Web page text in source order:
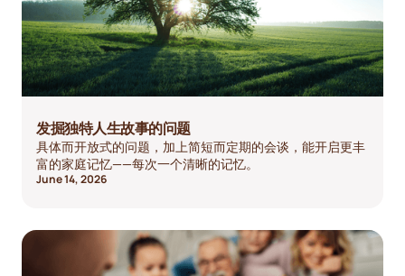
发掘独特人生故事的问题
具体而开放式的问题，加上简短而定期的会谈，能开启更丰
富的家庭记忆——每次一个清晰的记忆。
June 14, 2026